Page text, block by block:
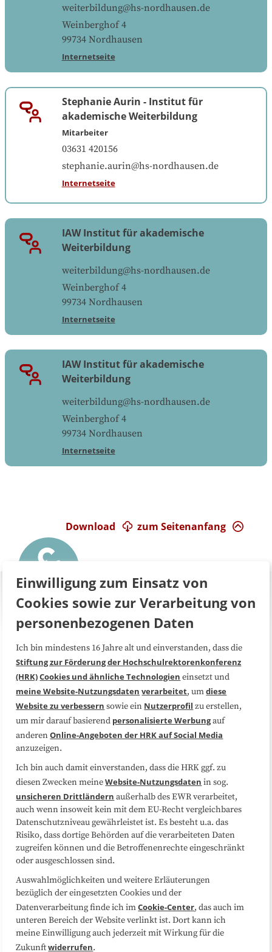
weiterbildung@hs-nordhausen.de
Weinberghof 4
99734 Nordhausen
Internetseite
Stephanie Aurin - Institut für
akademische Weiterbildung
Mitarbeiter
03631 420156
stephanie.aurin@hs-nordhausen.de
Internetseite
IAW Institut für akademische
Weiterbildung
weiterbildung@hs-nordhausen.de
Weinberghof 4
99734 Nordhausen
Internetseite
IAW Institut für akademische
Weiterbildung
weiterbildung@hs-nordhausen.de
Weinberghof 4
99734 Nordhausen
Internetseite
zum Seitenanfang
Download
Über uns FAQ
Medienarbeit Kooperationen
Datenschutzerklärung Impressum
Sitemap
Folgen Sie uns
Einwilligung zum Einsatz von
Cookies sowie zur Verarbeitung von
personenbezogenen Daten
Ich bin mindestens 16 Jahre alt und einverstanden, dass die
Stiftung zur Förderung der Hochschulrektorenkonferenz
(HRK)Cookies und ähnliche Technologien einsetzt und
meine Website-Nutzungsdaten verarbeitet, umdiese
Website zu verbessern sowie ein Nutzerprofil zu erstellen,
um mir darauf basierend personalisierte Werbungauf
anderenOnline-Angeboten der HRK auf Social Media
anzuzeigen.
Ich bin auch damit einverstanden, dass die HRK ggf. zu
diesen Zwecken meineWebsite-Nutzungsdaten in sog.
unsicheren Drittländern außerhalb des EWR verarbeitet,
auch wenn insoweit kein mit dem EU-Recht vergleichbares
Datenschutzniveau gewährleistet ist. Es besteht u.a. das
Risiko, dass dortige Behörden auf die verarbeiteten Daten
zugreifen können und die Betroffenenrechte eingeschränkt
oder ausgeschlossen sind.
Auswahlmöglichkeiten und weitere Erläuterungen
bezüglich der eingesetzten Cookies und der
Datenverarbeitung finde ich imCookie-Center, das auch im
unteren Bereich der Website verlinkt ist. Dort kann ich
meine Einwilligung auch jederzeit mit Wirkung für die
Zukunftwiderrufen.